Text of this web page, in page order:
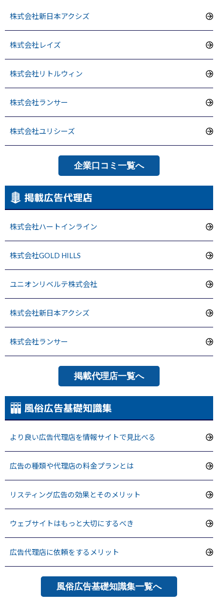
株式会社新日本アクシズ
株式会社レイズ
株式会社リトルウィン
株式会社ランサー
株式会社ユリシーズ
企業口コミ一覧へ
掲載広告代理店
株式会社ハートインライン
株式会社GOLD HILLS
ユニオンリベルテ株式会社
株式会社新日本アクシズ
株式会社ランサー
掲載代理店一覧へ
風俗広告基礎知識集
より良い広告代理店を情報サイトで見比べる
広告の種類や代理店の料金プランとは
リスティング広告の効果とそのメリット
ウェブサイトはもっと大切にするべき
広告代理店に依頼をするメリット
風俗広告基礎知識集一覧へ